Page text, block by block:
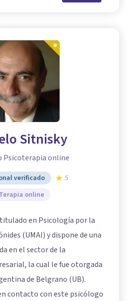
Sitnisky
Psicoterapia online
verificado
5
Terapia online
en Psicología por la
(UMAI) y dispone de una
en el sector de la
la cual le fue otorgada
de Belgrano (UB).
contacto con este psicólogo